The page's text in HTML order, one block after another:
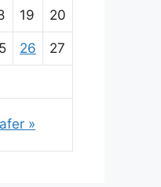
»
19 20
26 27